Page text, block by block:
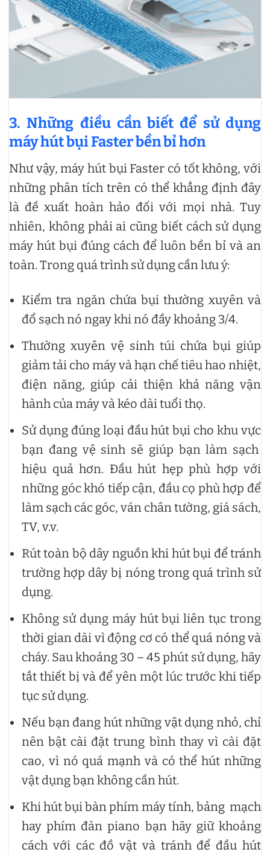
3. Những điều cần biết để sử dụng
máy hút bụi Faster bền bỉ hơn
Như vậy, máy hút bụi Faster có tốt không, với
những phân tích trên có thể khẳng định đây
là đề xuất hoàn hảo đối với mọi nhà. Tuy
nhiên, không phải ai cũng biết cách sử dụng
máy hút bụi đúng cách để luôn bền bỉ và an
toàn. Trong quá trình sử dụng cần lưu ý:
Kiểm tra ngăn chứa bụi thường xuyên và
đổ sạch nó ngay khi nó đầy khoảng 3/4.
Thường xuyên vệ sinh túi chứa bụi giúp
giảm tải cho máy và hạn chế tiêu hao nhiệt,
điện năng, giúp cải thiện khả năng vận
hành của máy và kéo dài tuổi thọ.
Sử dụng đúng loại đầu hút bụi cho khu vực
bạn đang vệ sinh sẽ giúp bạn làm sạch
hiệu quả hơn. Đầu hút hẹp phù hợp với
những góc khó tiếp cận, đầu cọ phù hợp để
làm sạch các góc, ván chân tường, giá sách,
TV, v.v.
Rút toàn bộ dây nguồn khi hút bụi để tránh
trường hợp dây bị nóng trong quá trình sử
dụng.
Không sử dụng máy hút bụi liên tục trong
thời gian dài vì động cơ có thể quá nóng và
cháy. Sau khoảng 30 – 45 phút sử dụng, hãy
tắt thiết bị và để yên một lúc trước khi tiếp
tục sử dụng.
Nếu bạn đang hút những vật dụng nhỏ, chỉ
nên bật cài đặt trung bình thay vì cài đặt
cao, vì nó quá mạnh và có thể hút những
vật dụng bạn không cần hút.
Khi hút bụi bàn phím máy tính, bảng mạch
hay phím đàn piano bạn hãy giữ khoảng
cách với các đồ vật và tránh để đầu hút